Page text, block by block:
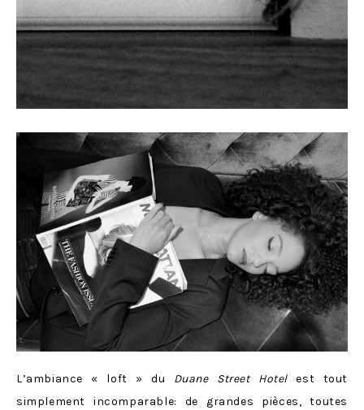
L’ambiance « loft » du Duane Street Hotel est tout
simplement incomparable: de grandes pièces, toutes